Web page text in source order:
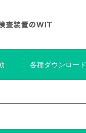
各種ダウンロード